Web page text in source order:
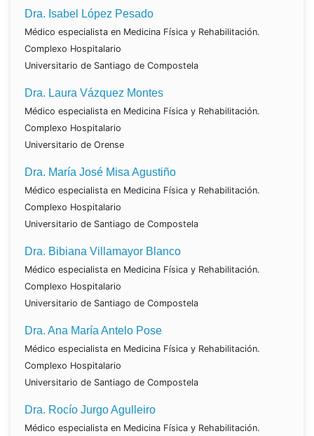
Dra. Isabel López Pesado
Médico especialista en Medicina Física y Rehabilitación.
Complexo Hospitalario
Universitario de Santiago de Compostela
Dra. Laura Vázquez Montes
Médico especialista en Medicina Física y Rehabilitación.
Complexo Hospitalario
Universitario de Orense
Dra. María José Misa Agustiño
Médico especialista en Medicina Física y Rehabilitación.
Complexo Hospitalario
Universitario de Santiago de Compostela
Dra. Bibiana Villamayor Blanco
Médico especialista en Medicina Física y Rehabilitación.
Complexo Hospitalario
Universitario de Santiago de Compostela
Dra. Ana María Antelo Pose
Médico especialista en Medicina Física y Rehabilitación.
Complexo Hospitalario
Universitario de Santiago de Compostela
Dra. Rocío Jurgo Agulleiro
Médico especialista en Medicina Física y Rehabilitación.